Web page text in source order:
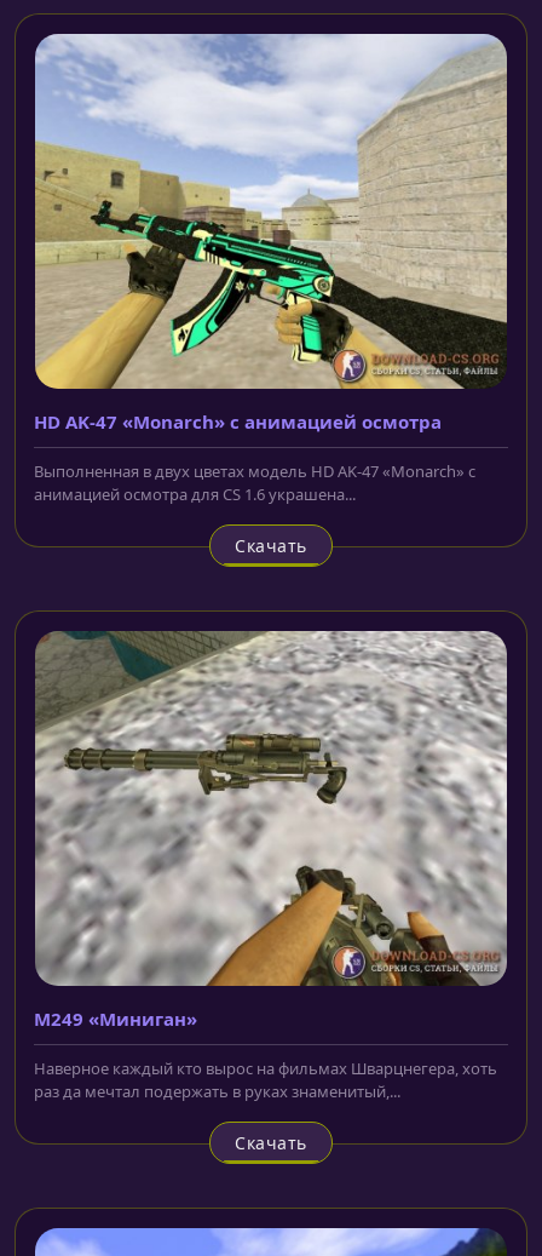
HD AK-47 «Monarch» с анимацией осмотра
Выполненная в двух цветах модель HD AK-47 «Monarch» с
анимацией осмотра для CS 1.6 украшена...
Скачать
M249 «Миниган»
Наверное каждый кто вырос на фильмах Шварцнегера, хоть
раз да мечтал подержать в руках знаменитый,...
Скачать